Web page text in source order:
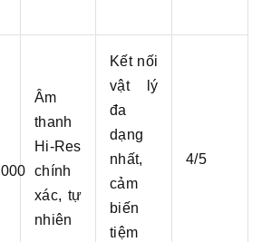
Âm
thanh
Hi-Res
chính
xác, tự
nhiên
Kết nối
vật lý
đa
dạng
nhất,
cảm
biến
tiệm
4/5